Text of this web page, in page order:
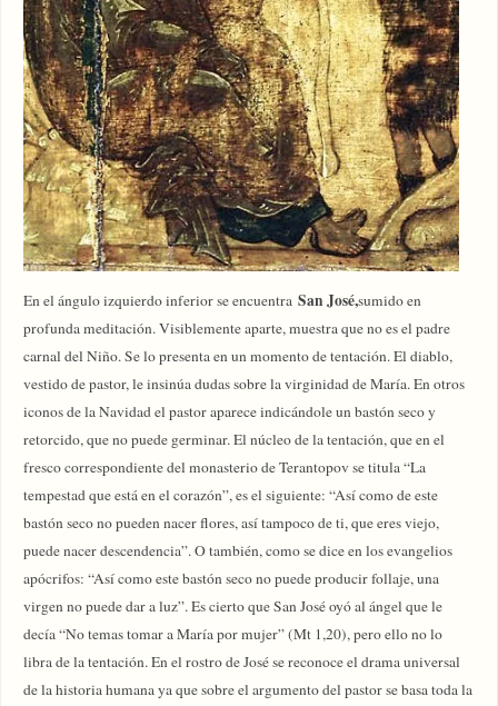
En el ángulo izquierdo inferior se encuentraSan José,sumido en
profunda meditación. Visiblemente aparte, muestra que no es el padre
carnal del Niño. Se lo presenta en un momento de tentación. El diablo,
vestido de pastor, le insinúa dudas sobre la virginidad de María. En otros
iconos de la Navidad el pastor aparece indicándole un bastón seco y
retorcido, que no puede germinar. El núcleo de la tentación, que en el
fresco correspondiente del monasterio de Terantopov se titula “La
tempestad que está en el corazón”, es el siguiente: “Así como de este
bastón seco no pueden nacer flores, así tampoco de ti, que eres viejo,
puede nacer descendencia”. O también, como se dice en los evangelios
apócrifos: “Así como este bastón seco no puede producir follaje, una
virgen no puede dar a luz”. Es cierto que San José oyó al ángel que le
decía “No temas tomar a María por mujer” (Mt 1,20), pero ello no lo
libra de la tentación. En el rostro de José se reconoce el drama universal
de la historia humana ya que sobre el argumento del pastor se basa toda la